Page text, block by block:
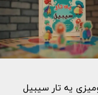
یه تار سیبیل